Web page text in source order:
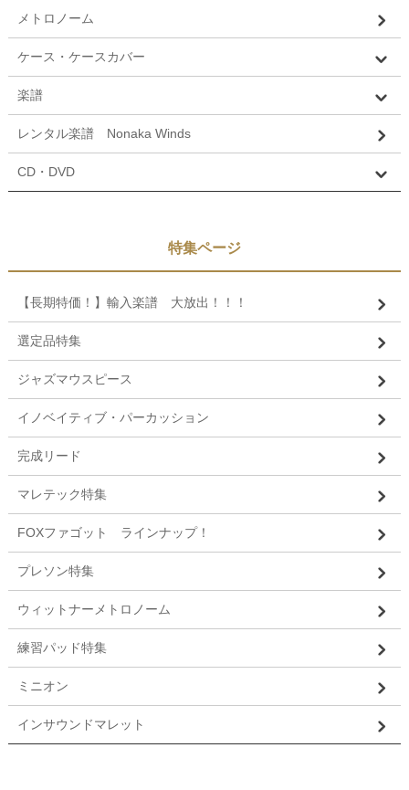
メトロノーム
ケース・ケースカバー
楽譜
レンタル楽譜 Nonaka Winds
CD・DVD
特集ページ
【長期特価！】輸入楽譜 大放出！！！
選定品特集
ジャズマウスピース
イノベイティブ・パーカッション
完成リード
マレテック特集
FOXファゴット ラインナップ！
プレソン特集
ウィットナーメトロノーム
練習パッド特集
ミニオン
インサウンドマレット